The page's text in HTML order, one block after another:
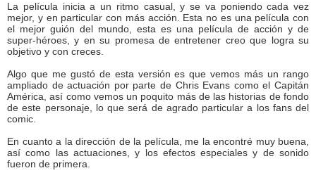
La película inicia a un ritmo casual, y se va poniendo cada vez
mejor, y en particular con más acción. Esta no es una película con
el mejor guión del mundo, esta es una película de acción y de
super-héroes, y en su promesa de entretener creo que logra su
objetivo y con creces.
Algo que me gustó de esta versión es que vemos más un rango
ampliado de actuación por parte de Chris Evans como el Capitán
América, así como vemos un poquito más de las historias de fondo
de este personaje, lo que será de agrado particular a los fans del
comic.
En cuanto a la dirección de la película, me la encontré muy buena,
así como las actuaciones, y los efectos especiales y de sonido
fueron de primera.